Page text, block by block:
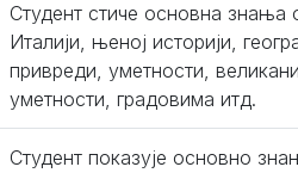
Студент стиче основна знања
Италији, њеној историји,
привреди, уметности,
уметности, градовима итд.
Студент показује основно